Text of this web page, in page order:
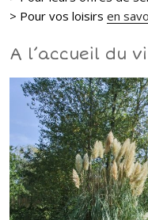
> Pour vos loisirs en
A l’accueil du